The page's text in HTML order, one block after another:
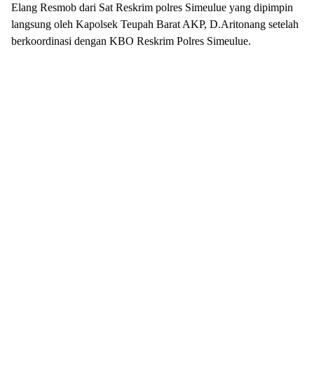
Elang Resmob dari Sat Reskrim polres Simeulue yang dipimpin
langsung oleh Kapolsek Teupah Barat AKP, D.Aritonang setelah
berkoordinasi dengan KBO Reskrim Polres Simeulue.